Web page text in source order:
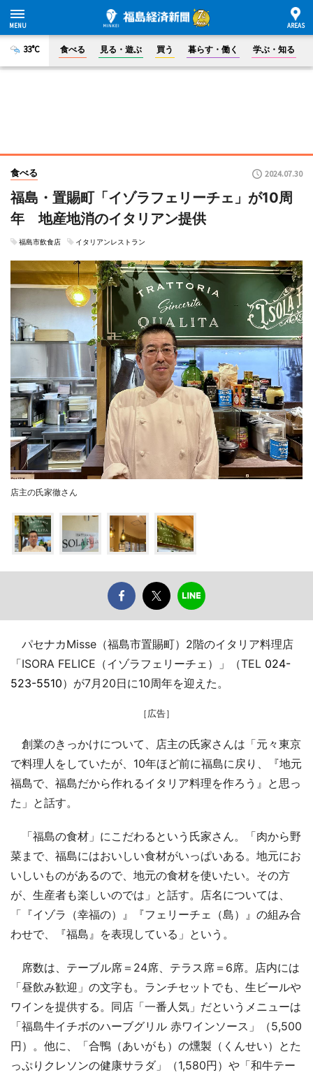
33°C 食べる 見る・遊ぶ 買う 暮らす・働く 学ぶ・知る
食べる 2024.07.30
福島・置賜町「イゾラフェリーチェ」が10周
年 地産地消のイタリアン提供
福島市飲食店 イタリアンレストラン
店主の氏家徹さん
パセナカMisse（福島市置賜町）2階のイタリア料理店
「ISORA FELICE（イゾラフェリーチェ）」（TEL 024-
523-5510）が7月20日に10周年を迎えた。
［広告］
創業のきっかけについて、店主の氏家さんは「元々東京
で料理人をしていたが、10年ほど前に福島に戻り、『地元
福島で、福島だから作れるイタリア料理を作ろう』と思っ
た」と話す。
「福島の食材」にこだわるという氏家さん。「肉から野
菜まで、福島にはおいしい食材がいっぱいある。地元にお
いしいものがあるので、地元の食材を使いたい。その方
が、生産者も楽しいのでは」と話す。店名については、
「『イゾラ（幸福の）』『フェリーチェ（島）』の組み合
わせで、『福島』を表現している」という。
席数は、テーブル席＝24席、テラス席＝6席。店内には
「昼飲み歓迎」の文字も。ランチセットでも、生ビールや
ワインを提供する。同店「一番人気」だというメニューは
「福島牛イチボのハーブグリル 赤ワインソース」（5,500
円）。他に、「合鴨（あいがも）の燻製（くんせい）とた
っぷりクレソンの健康サラダ」（1,580円）や「和牛テー